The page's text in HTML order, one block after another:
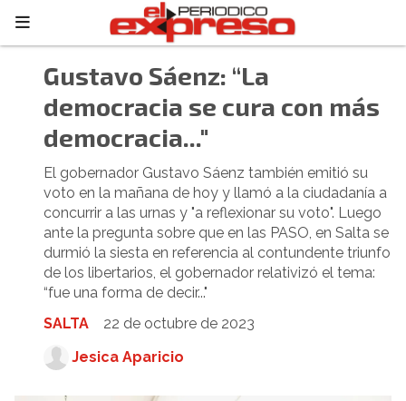
Gustavo Sáenz: “La
democracia se cura con más
democracia..."
El gobernador Gustavo Sáenz también emitió su
voto en la mañana de hoy y llamó a la ciudadanía a
concurrir a las urnas y "a reflexionar su voto". Luego
ante la pregunta sobre que en las PASO, en Salta se
durmió la siesta en referencia al contundente triunfo
de los libertarios, el gobernador relativizó el tema:
“fue una forma de decir..."
SALTA
22 de octubre de 2023
Jesica Aparicio